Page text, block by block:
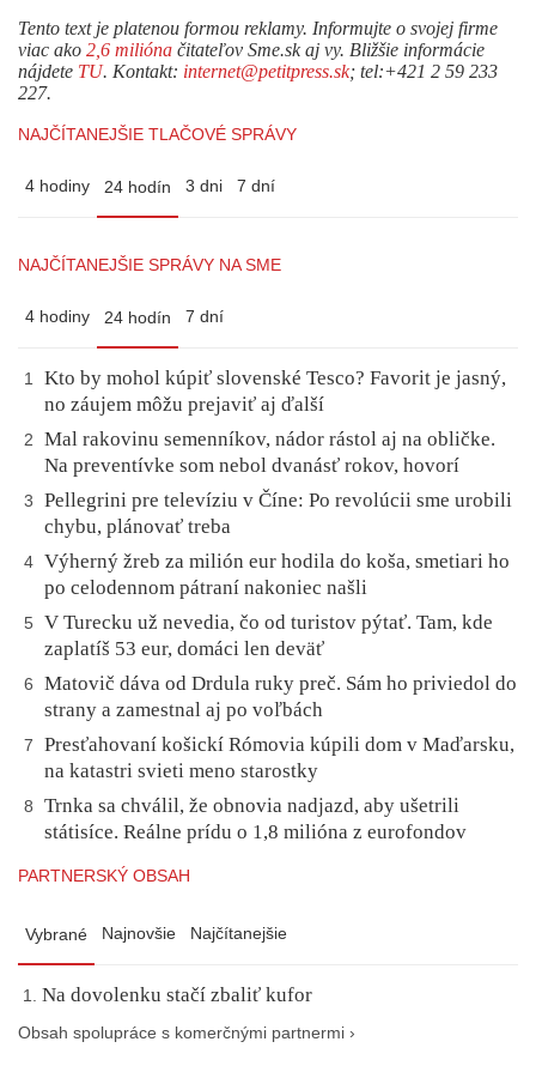
Tento text je platenou formou reklamy. Informujte o svojej firme
viac ako 2,6 milióna čitateľov Sme.sk aj vy. Bližšie informácie
nájdete TU. Kontakt: internet@petitpress.sk; tel:+421 2 59 233
227.
NAJČÍTANEJŠIE TLAČOVÉ SPRÁVY
4 hodiny 24 hodín 3 dni 7 dní
NAJČÍTANEJŠIE SPRÁVY NA SME
4 hodiny 24 hodín 7 dní
1
Kto by mohol kúpiť slovenské Tesco? Favorit je jasný,
no záujem môžu prejaviť aj ďalší
2
Mal rakovinu semenníkov, nádor rástol aj na obličke.
Na preventívke som nebol dvanásť rokov, hovorí
3
Pellegrini pre televíziu v Číne: Po revolúcii sme urobili
chybu, plánovať treba
4 Výherný žreb za milión eur hodila do koša, smetiari ho
po celodennom pátraní nakoniec našli
5
V Turecku už nevedia, čo od turistov pýtať. Tam, kde
zaplatíš 53 eur, domáci len deväť
6
Matovič dáva od Drdula ruky preč. Sám ho priviedol do
strany a zamestnal aj po voľbách
7
Presťahovaní košickí Rómovia kúpili dom v Maďarsku,
na katastri svieti meno starostky
8
Trnka sa chválil, že obnovia nadjazd, aby ušetrili
státisíce. Reálne prídu o 1,8 milióna z eurofondov
PARTNERSKÝ OBSAH
Vybrané Najnovšie Najčítanejšie
Na dovolenku stačí zbaliť kufor
Obsah spolupráce s komerčnými partnermi ›